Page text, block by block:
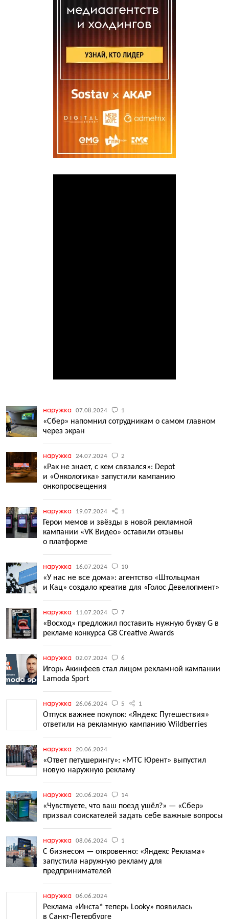
наружка 07.08.2024 1
«Сбер» напомнил сотрудникам о самом главном
через экран
наружка 24.07.2024 2
«Рак не знает, с кем связался»: Depot
и «Онкологика» запустили кампанию
онкопросвещения
наружка 19.07.2024 1
Герои мемов и звёзды в новой рекламной
кампании «VK Видео» оставили отзывы
о платформе
наружка 16.07.2024 10
«У нас не все дома»: агентство «Штольцман
и Кац» создало креатив для «Голос Девелопмент»
наружка 11.07.2024 7
«Восход» предложил поставить нужную букву G в
рекламе конкурса G8 Creative Awards
наружка 02.07.2024 6
Игорь Акинфеев стал лицом рекламной кампании
Lamoda Sport
наружка 26.06.2024 5 1
Отпуск важнее покупок: «Яндекс Путешествия»
ответили на рекламную кампанию Wildberries
наружка 20.06.2024
«Ответ петушерингу»: «МТС Юрент» выпустил
новую наружную рекламу
наружка 20.06.2024 14
«Чувствуете, что ваш поезд ушёл?» — «Сбер»
призвал соискателей задать себе важные вопросы
наружка 08.06.2024 1
С бизнесом — откровенно: «Яндекс Реклама»
запустила наружную рекламу для
предпринимателей
наружка 06.06.2024
Реклама «Инста* теперь Looky» появилась
в Санкт-Петербурге